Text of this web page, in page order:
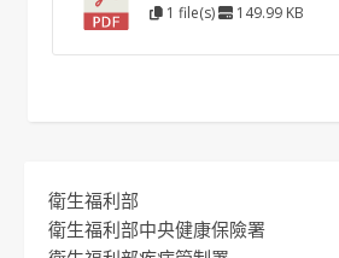
1 file(s) 149.99 KB
衛生福利部
衛生福利部中央健康保險署